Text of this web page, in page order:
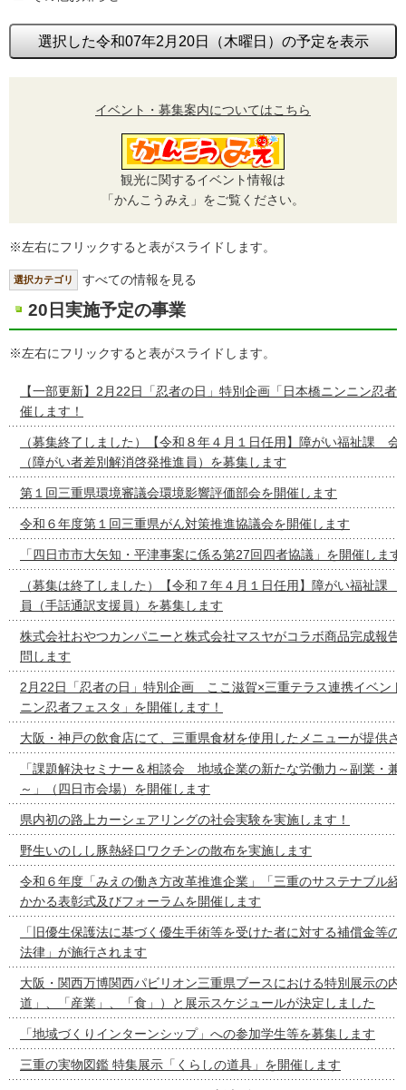
選択した令和07年2月20日（木曜日）の予定を表示
イベント・募集案内についてはこちら
観光に関するイベント情報は
「かんこうみえ」をご覧ください。
※左右にフリックすると表がスライドします。
選択カテゴリ すべての情報を見る
20日実施予定の事業
※左右にフリックすると表がスライドします。
【一部更新】2月22日「忍者の日」特別企画「日本橋ニンニン忍者
催します！
（募集終了しました）【令和８年４月１日任用】障がい福祉課 会
（障がい者差別解消啓発推進員）を募集します
第１回三重県環境審議会環境影響評価部会を開催します
令和６年度第１回三重県がん対策推進協議会を開催します
「四日市市大矢知・平津事案に係る第27回四者協議」を開催します
（募集は終了しました）【令和７年４月１日任用】障がい福祉課
員（手話通訳支援員）を募集します
株式会社おやつカンパニーと株式会社マスヤがコラボ商品完成報告
問します
2月22日「忍者の日」特別企画 ここ滋賀×三重テラス連携イベン
ニン忍者フェスタ」を開催します！
大阪・神戸の飲食店にて、三重県食材を使用したメニューが提供さ
「課題解決セミナー＆相談会 地域企業の新たな労働力～副業・兼
～」（四日市会場）を開催します
県内初の路上カーシェアリングの社会実験を実施します！
野生いのしし豚熱経口ワクチンの散布を実施します
令和６年度「みえの働き方改革推進企業」「三重のサステナブル経
かかる表彰式及びフォーラムを開催します
「旧優生保護法に基づく優生手術等を受けた者に対する補償金等
法律」が施行されます
大阪・関西万博関西パビリオン三重県ブースにおける特別展示の内
道」、「産業」、「食」）と展示スケジュールが決定しました
「地域づくりインターンシップ」への参加学生等を募集します
三重の実物図鑑 特集展示「くらしの道具」を開催します